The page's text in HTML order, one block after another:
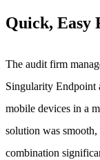
Quick, Easy
The audit firm
Singularity Endpoint
mobile devices in a
solution was
combination